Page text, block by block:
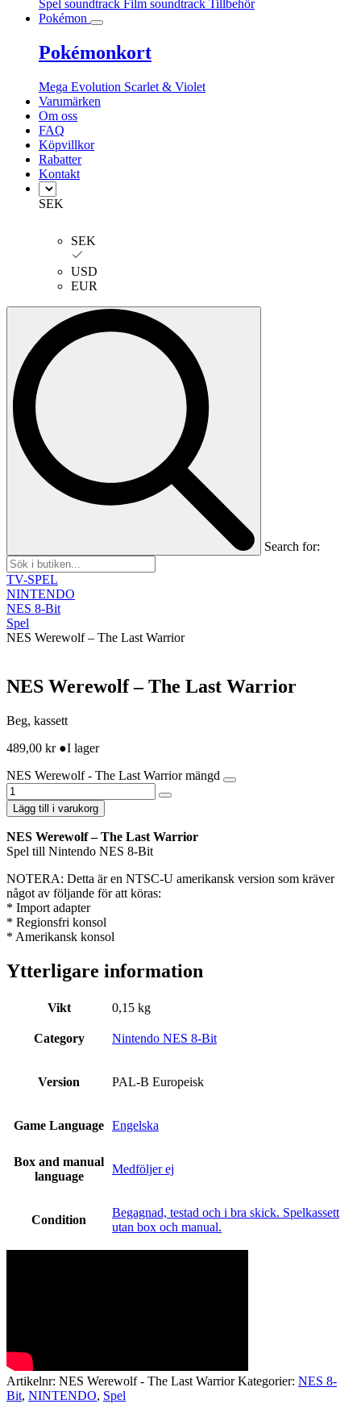
Spel soundtrack Film soundtrack Tillbehör
Pokémon
Pokémonkort
Mega Evolution Scarlet & Violet
Varumärken
Om oss
FAQ
Köpvillkor
Rabatter
Kontakt
SEK
SEK
USD
EUR
Search for:
TV-SPEL
NINTENDO
NES 8-Bit
Spel
NES Werewolf – The Last Warrior
NES Werewolf – The Last Warrior
Beg, kassett
489,00 kr ●I lager
NES Werewolf - The Last Warrior mängd
Lägg till i varukorg
NES Werewolf – The Last Warrior
Spel till Nintendo NES 8-Bit
NOTERA: Detta är en NTSC-U amerikansk version som kräver
något av följande för att köras:
* Import adapter
* Regionsfri konsol
* Amerikansk konsol
Ytterligare information
Vikt 0,15 kg
Category Nintendo NES 8-Bit
Version PAL-B Europeisk
Game Language Engelska
Box and manual
language
Medföljer ej
Condition
Begagnad, testad och i bra skick. Spelkassett
utan box och manual.
Artikelnr: NES Werewolf - The Last Warrior Kategorier: NES 8-
Bit, NINTENDO, Spel